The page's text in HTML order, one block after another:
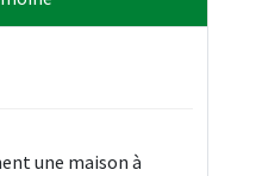
une maison à